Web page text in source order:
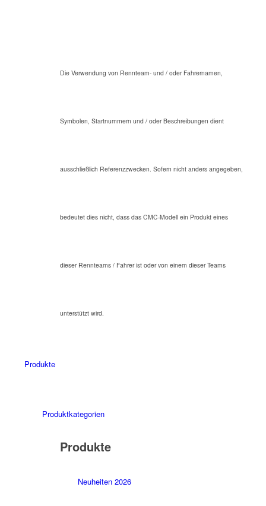
Die Verwendung von Rennteam- und / oder Fahrernamen,
Symbolen, Startnummern und / oder Beschreibungen dient
ausschließlich Referenzzwecken. Sofern nicht anders angegeben,
bedeutet dies nicht, dass das CMC-Modell ein Produkt eines
dieser Rennteams / Fahrer ist oder von einem dieser Teams
unterstützt wird.
Produkte
Produktkategorien
Produkte
Neuheiten 2026